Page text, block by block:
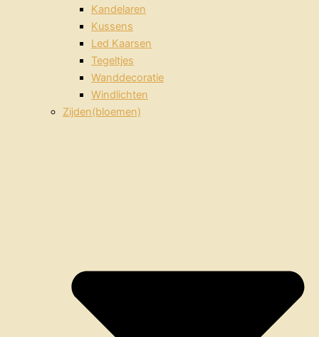
Kandelaren
Kussens
Led Kaarsen
Tegeltjes
Wanddecoratie
Windlichten
Zijden(bloemen)